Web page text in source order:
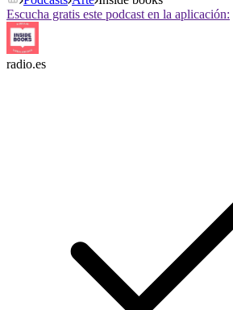
Escucha gratis este podcast en la aplicación:
radio.es